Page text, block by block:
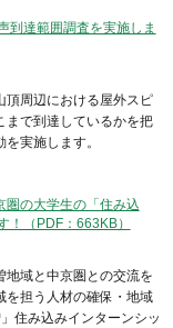
到達範囲調査を実施しま
周辺における屋外スピ
まで到達しているかを把
実施します。
圏の大学生の「住み込
！（PDF：663KB）
域と中京圏との交流を
を担う人材の確保・地域
住み込みインターンシッ